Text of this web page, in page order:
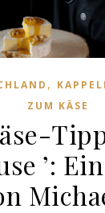
,
ZUM KÄSE
’: